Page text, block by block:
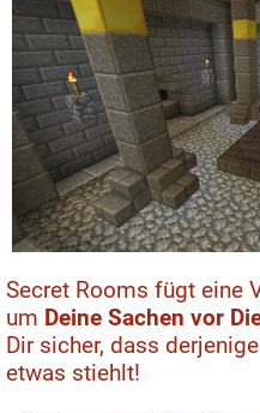
Secret Rooms fügt eine
um Deine Sachen vor
Dir sicher, dass
etwas stiehlt!